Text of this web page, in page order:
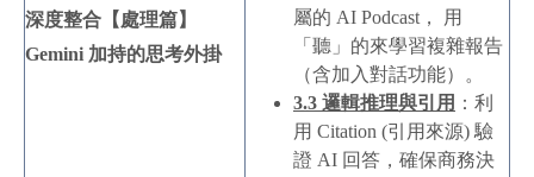
深度整合【處理篇】
Gemini 加持的思考外掛
屬的 AI Podcast， 用
「聽」的來學習複雜報告
（含加入對話功能）。
3.3 邏輯推理與引用 ：利
用 Citation (引用來源) 驗
證 AI 回答，確保商務決